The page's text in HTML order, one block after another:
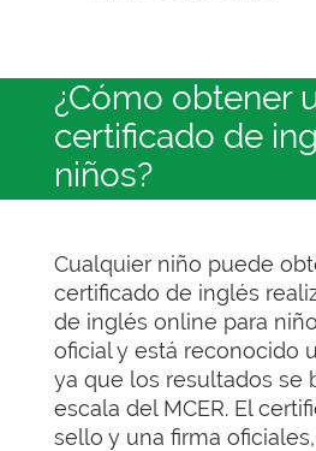
¿Cómo obtener
certificado de
niños?
Cualquier niño puede
certificado de inglés
de inglés online para
oficial y está reconocido
ya que los resultados se
escala del MCER. El
sello y una firma